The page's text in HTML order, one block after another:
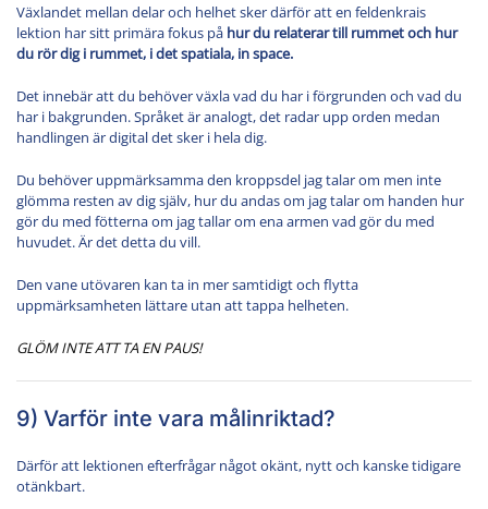
Växlandet mellan delar och helhet sker därför att en feldenkrais
lektion har sitt primära fokus på hur du relaterar till rummet och hur
du rör dig i rummet, i det spatiala, in space.
Det innebär att du behöver växla vad du har i förgrunden och vad du
har i bakgrunden. Språket är analogt, det radar upp orden medan
handlingen är digital det sker i hela dig.
Du behöver uppmärksamma den kroppsdel jag talar om men inte
glömma resten av dig själv, hur du andas om jag talar om handen hur
gör du med fötterna om jag tallar om ena armen vad gör du med
huvudet. Är det detta du vill.
Den vane utövaren kan ta in mer samtidigt och flytta
uppmärksamheten lättare utan att tappa helheten.
GLÖM INTE ATT TA EN PAUS!
9) Varför inte vara målinriktad?
Därför att lektionen efterfrågar något okänt, nytt och kanske tidigare
otänkbart.